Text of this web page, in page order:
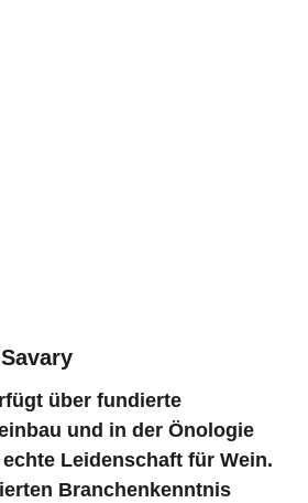
über fundierte
und in der Önologie
Leidenschaft für Wein.
Branchenkenntnis